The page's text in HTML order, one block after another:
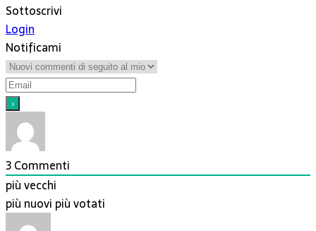
Sottoscrivi
Login
Notificami
3Commenti
più vecchi
più nuovi più votati